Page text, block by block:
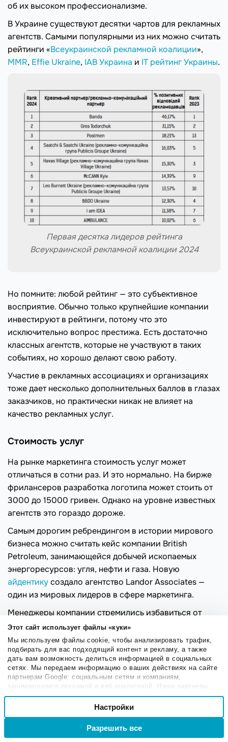
Этот сайт использует файлы «куки»
Мы используем файлы cookie, чтобы анализировать трафик,
подбирать для вас подходящий контент и рекламу, а также
дать вам возможность делиться информацией в социальных
сетях. Мы передаем информацию о ваших действиях на сайте
партнерам Google: социальным сетям и компаниям,
занимающимся рекламой и веб-аналитикой. Наши партнеры
могут комбинировать эти сведения с предоставленной вами
информацией, а также данными, которые они получили при
использовании вами их сервисов.
Выбор
Настроечные
Настройки
Разрешить все
об их высоком профессионализме.
В Украине существуют десятки чартов для рекламных
агентств. Самыми популярными из них можно считать
рейтинги «Всеукраинской рекламной коалиции»,
MMR, Effie Ukraine, IAB Украина и IT рейтинг Украины.
Первая десятка лидеров рейтинга
Всеукраинской рекламной коалиции 2024
Но помните: любой рейтинг — это субъективное
восприятие. Обычно только крупнейшие компании
инвестируют в рейтинги, потому что это
исключительно вопрос престижа. Есть достаточно
классных агентств, которые не участвуют в таких
событиях, но хорошо делают свою работу.
Участие в рекламных ассоциациях и организациях
тоже дает несколько дополнительных баллов в глазах
заказчиков, но практически никак не влияет на
качество рекламных услуг.
Стоимость услуг
На рынке маркетинга стоимость услуг может
отличаться в сотни раз. И это нормально. На бирже
фрилансеров разработка логотипа может стоить от
3000 до 15000 гривен. Однако на уровне известных
агентств это гораздо дороже.
Самым дорогим ребрендингом в истории мирового
бизнеса можно считать кейс компании British
Petroleum, занимающейся добычей ископаемых
энергоресурсов: угля, нефти и газа. Новую
айдентикусоздало агентство Landor Associates —
один из мировых лидеров в сфере маркетинга.
Менеджеры компании стремились избавиться от
имиджа эксплуататора природных недр и
сконцентрировать внимание на своих «зеленых»
инициативах. В результате ребрендингобошелся
концерну в рекордные 211 миллионов долларов, из
которых 5,72 миллиона ушло только на создание
нового логотипа.